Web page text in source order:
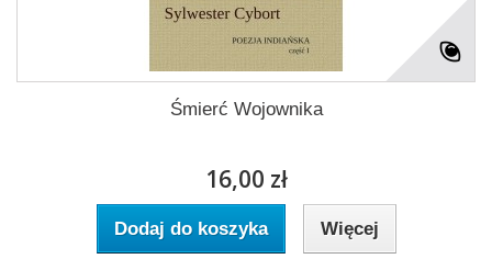
Śmierć Wojownika
16,00 zł
Dodaj do koszyka Więcej